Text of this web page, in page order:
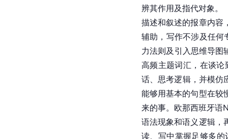
辨其作用及指代对象。
描述和叙述的报章内容
辅助，写作不涉及任何
力法则及引入思维导图
高频主题词汇，在谈
话、思考逻辑，并模仿
能够用基本的句型在较
来的事。欧那西班牙语
语法现象和语义逻辑，
读、写中掌握足够多的